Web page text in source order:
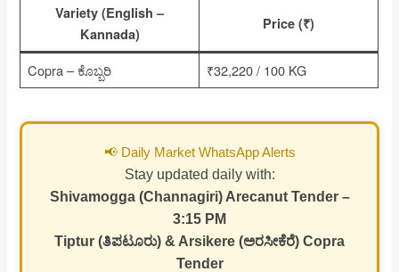
Variety (English –
Kannada)
Price (₹)
Copra – ಕೊಬ್ಬರಿ ₹32,220 / 100 KG
📢 Daily Market WhatsApp Alerts
Stay updated daily with:
Shivamogga (Channagiri) Arecanut Tender –
3:15 PM
Tiptur (ತಿಪಟೂರು) & Arsikere (ಅರಸೀಕೆರೆ) Copra
Tender